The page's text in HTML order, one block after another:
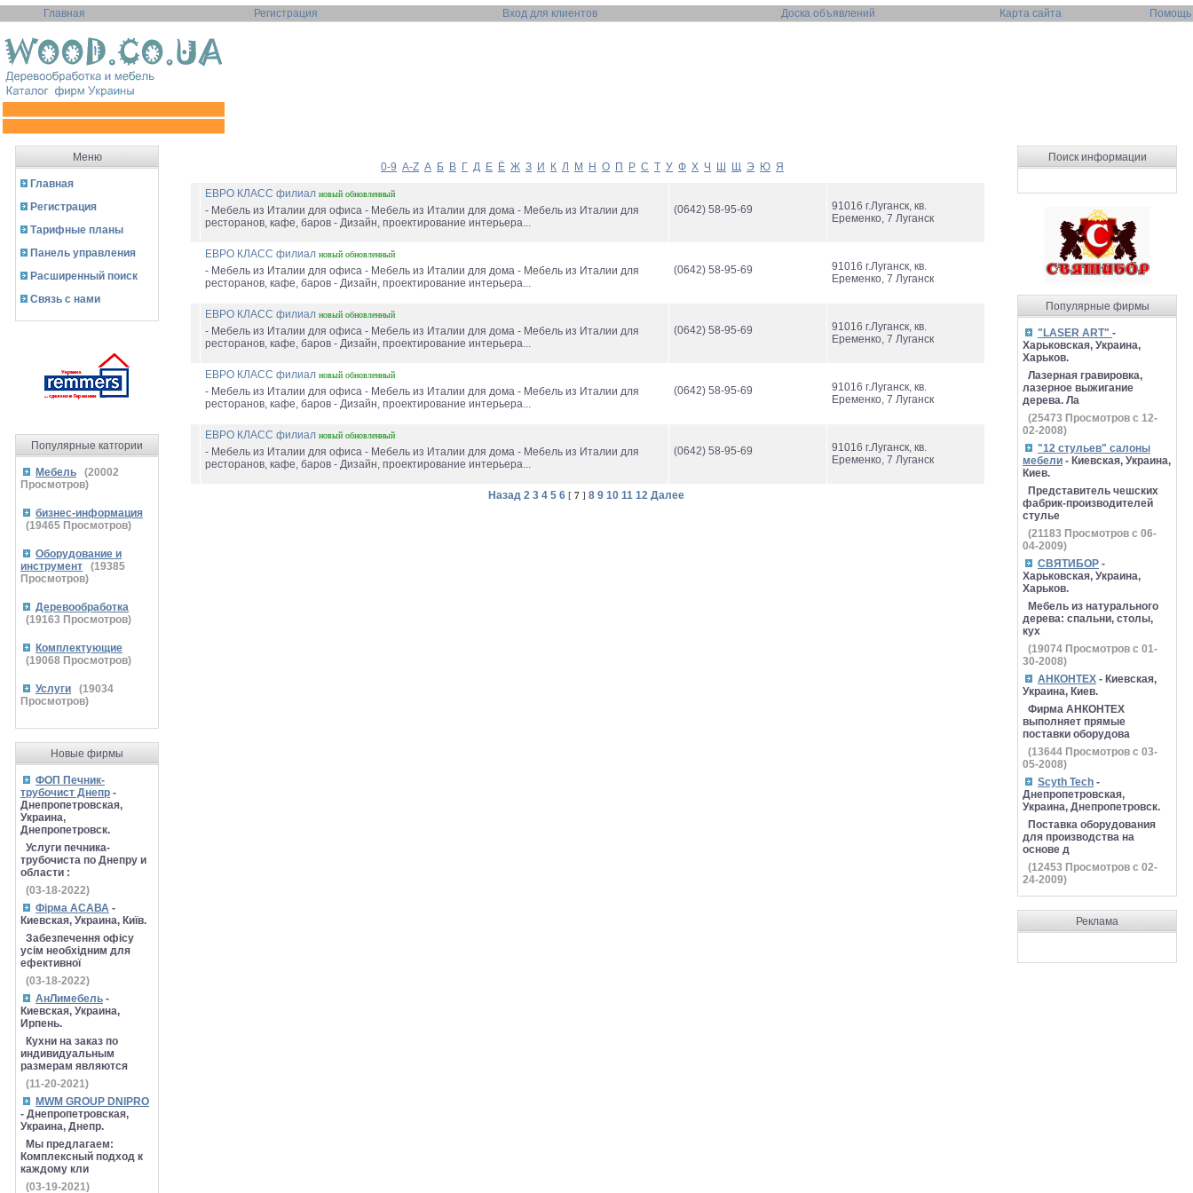
Главная Регистрация Вход для клиентов Доска объявлений Карта сайта Помощь
Меню
Главная
Регистрация
Тарифные планы
Панель управления
Расширенный поиск
Связь с нами
Популярные катгории
Мебель (20002
Просмотров)
бизнес-информация
(19465 Просмотров)
Оборудование и
инструмент
(19385
Просмотров)
Деревообработка
(19163 Просмотров)
Комплектующие
(19068 Просмотров)
Услуги (19034
Просмотров)
Новые фирмы
ФОП Печник-
трубочист Днепр -
Днепропетровская,
Украина,
Днепропетровск.
Услуги печника-
трубочиста по Днепру и
области :
(03-18-2022)
Фірма АСАВА -
Киевская, Украина, Київ.
Забезпечення офісу
усім необхідним для
ефективної
(03-18-2022)
АнЛимебель -
Киевская, Украина,
Ирпень.
Кухни на заказ по
индивидуальным
размерам являются
(11-20-2021)
MWM GROUP DNIPRO
- Днепропетровская,
Украина, Днепр.
Мы предлагаем:
Комплексный подход к
каждому кли
(03-19-2021)
0-9 A-Z А Б В Г Д Е Ё Ж З И К Л М Н О П Р С Т У Ф Х Ч Ш Щ Э Ю Я
ЕВРО КЛАСС филиал новый обновленный
- Мебель из Италии для офиса - Мебель из Италии для дома - Мебель из Италии для
ресторанов, кафе, баров - Дизайн, проектирование интерьера...
(0642) 58-95-69
91016 г.Луганск, кв.
Еременко, 7 Луганск
ЕВРО КЛАСС филиал новый обновленный
- Мебель из Италии для офиса - Мебель из Италии для дома - Мебель из Италии для
ресторанов, кафе, баров - Дизайн, проектирование интерьера...
(0642) 58-95-69
91016 г.Луганск, кв.
Еременко, 7 Луганск
ЕВРО КЛАСС филиал новый обновленный
- Мебель из Италии для офиса - Мебель из Италии для дома - Мебель из Италии для
ресторанов, кафе, баров - Дизайн, проектирование интерьера...
(0642) 58-95-69
91016 г.Луганск, кв.
Еременко, 7 Луганск
ЕВРО КЛАСС филиал новый обновленный
- Мебель из Италии для офиса - Мебель из Италии для дома - Мебель из Италии для
ресторанов, кафе, баров - Дизайн, проектирование интерьера...
(0642) 58-95-69
91016 г.Луганск, кв.
Еременко, 7 Луганск
ЕВРО КЛАСС филиал новый обновленный
- Мебель из Италии для офиса - Мебель из Италии для дома - Мебель из Италии для
ресторанов, кафе, баров - Дизайн, проектирование интерьера...
(0642) 58-95-69
91016 г.Луганск, кв.
Еременко, 7 Луганск
Назад 2 3 4 5 6 [ 7 ] 8 9 10 11 12 Далее
Поиск информации
Популярные фирмы
"LASER ART" -
Харьковская, Украина,
Харьков.
Лазерная гравировка,
лазерное выжигание
дерева. Ла
(25473 Просмотров с 12-
02-2008)
"12 стульев" салоны
мебели - Киевская, Украина,
Киев.
Представитель чешских
фабрик-производителей
стулье
(21183 Просмотров с 06-
04-2009)
СВЯТИБОР -
Харьковская, Украина,
Харьков.
Мебель из натурального
дерева: спальни, столы,
кух
(19074 Просмотров с 01-
30-2008)
АНКОНТЕХ - Киевская,
Украина, Киев.
Фирма АНКОНТЕХ
выполняет прямые
поставки оборудова
(13644 Просмотров с 03-
05-2008)
Scyth Tech -
Днепропетровская,
Украина, Днепропетровск.
Поставка оборудования
для производства на
основе д
(12453 Просмотров с 02-
24-2009)
Реклама